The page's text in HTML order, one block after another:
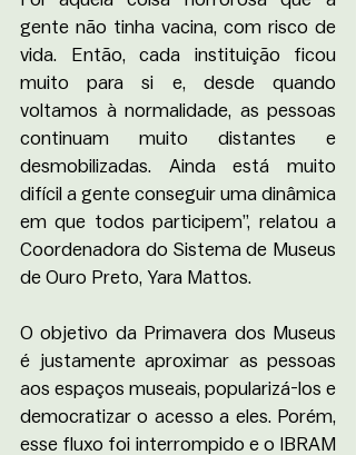
gente não tinha vacina, com risco de
vida. Então, cada instituição ficou
muito para si e, desde quando
voltamos à normalidade, as pessoas
continuam muito distantes e
desmobilizadas. Ainda está muito
difícil a gente conseguir uma dinâmica
em que todos participem”, relatou a
Coordenadora do Sistema de Museus
de Ouro Preto, Yara Mattos.
O objetivo da Primavera dos Museus
é justamente aproximar as pessoas
aos espaços museais, popularizá-los e
democratizar o acesso a eles. Porém,
esse fluxo foi interrompido e o IBRAM